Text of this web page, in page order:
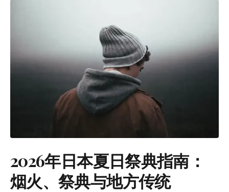
2026年日本夏日祭典指南：
烟火、祭典与地方传统